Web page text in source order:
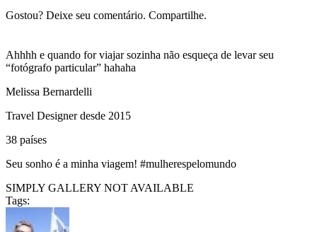
Gostou? Deixe seu comentário. Compartilhe.
Ahhhh e quando for viajar sozinha não esqueça de levar seu
“fotógrafo particular” hahaha
Melissa Bernardelli
Travel Designer desde 2015
38 países
Seu sonho é a minha viagem! #mulherespelomundo
SIMPLY GALLERY NOT AVAILABLE
Tags: